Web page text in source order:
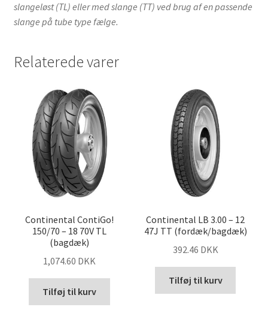
slangeløst (TL) eller med slange (TT) ved brug af en passende
slange på tube type fælge.
Relaterede varer
Continental ContiGo!
150/70 – 18 70V TL
(bagdæk)
1,074.60 DKK
Tilføj til kurv
Continental LB 3.00 – 12
47J TT (fordæk/bagdæk)
392.46 DKK
Tilføj til kurv